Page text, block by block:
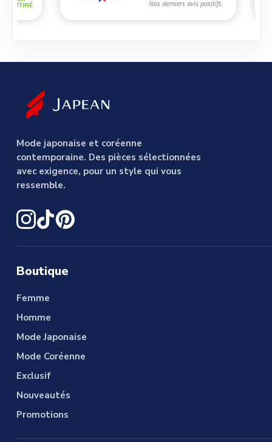
Mode japonaise et coréenne
contemporaine. Des pièces sélectionnées
avec exigence, pour un style qui vous
ressemble.
Boutique
Femme
Homme
Mode Japonaise
Mode Coréenne
Exclusif
Nouveautés
Promotions